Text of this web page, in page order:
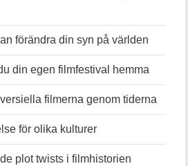
förändra din syn på världen
din egen filmfestival hemma
filmerna genom tiderna
för olika kulturer
plot twists i filmhistorien